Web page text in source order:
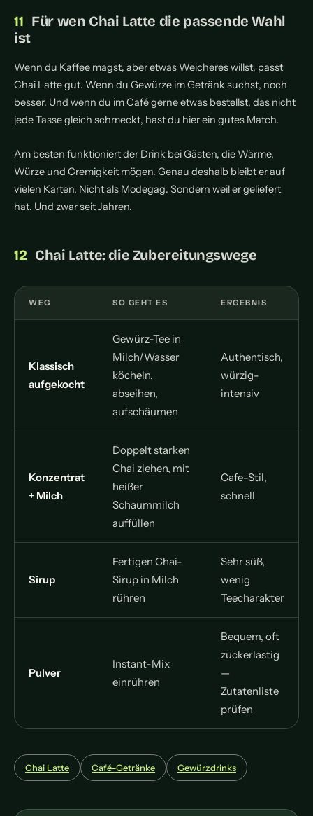
Für wen Chai Latte die passende Wahl
ist
Wenn du Kaffee magst, aber etwas Weicheres willst, passt
Chai Latte gut. Wenn du Gewürze im Getränk suchst, noch
besser. Und wenn du im Café gerne etwas bestellst, das nicht
jede Tasse gleich schmeckt, hast du hier ein gutes Match.
Am besten funktioniert der Drink bei Gästen, die Wärme,
Würze und Cremigkeit mögen. Genau deshalb bleibt er auf
vielen Karten. Nicht als Modegag. Sondern weil er geliefert
hat. Und zwar seit Jahren.
Chai Latte: die Zubereitungswege
WEG SO GEHT ES ERGEBNIS
Klassisch
aufgekocht
Gewürz-Tee in
Milch/Wasser
köcheln,
abseihen,
aufschäumen
Authentisch,
würzig-
intensiv
Konzentrat
+ Milch
Doppelt starken
Chai ziehen, mit
heißer
Schaummilch
auffüllen
Cafe-Stil,
schnell
Sirup
Fertigen Chai-
Sirup in Milch
rühren
Sehr süß,
wenig
Teecharakter
Pulver
Instant-Mix
einrühren
Bequem, oft
zuckerlastig
—
Zutatenliste
prüfen
Chai Latte Café-Getränke Gewürzdrinks